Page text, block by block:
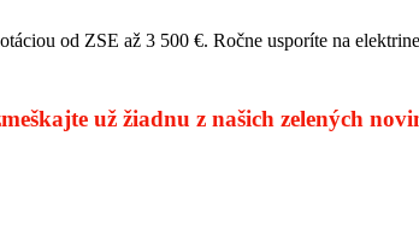
od ZSE až 3 500 €. Ročne usporíte na
už žiadnu z našich zelených